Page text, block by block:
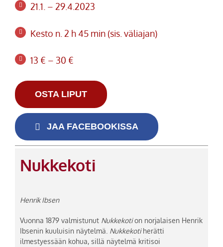
21.1. – 29.4.2023
Kesto n. 2 h 45 min (sis. väliajan)
13 € – 30 €
OSTA LIPUT
JAA FACEBOOKISSA
Nukkekoti
Henrik Ibsen
Vuonna 1879 valmistunut Nukkekotion norjalaisen Henrik
Ibsenin kuuluisin näytelmä. Nukkekotiherätti
ilmestyessään kohua, sillä näytelmä kritisoi